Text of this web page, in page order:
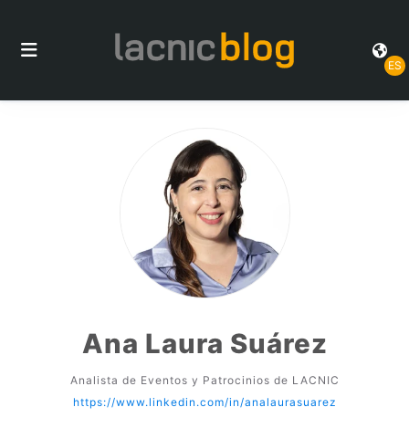
ES
Ana Laura Suárez
Analista de Eventos y Patrocinios de LACNIC
https://www.linkedin.com/in/analaurasuarez